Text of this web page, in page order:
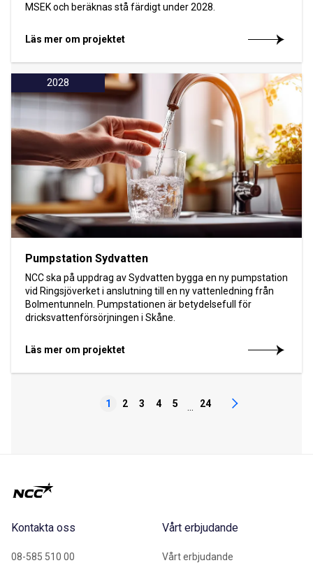
MSEK och beräknas stå färdigt under 2028.
Läs mer om projektet
2028
Pumpstation Sydvatten
NCC ska på uppdrag av Sydvatten bygga en ny pumpstation
vid Ringsjöverket i anslutning till en ny vattenledning från
Bolmentunneln. Pumpstationen är betydelsefull för
dricksvattenförsörjningen i Skåne.
Läs mer om projektet
1 2 3 4 5 ... 24
Kontakta oss
08-585 510 00
Vårt erbjudande
Vårt erbjudande